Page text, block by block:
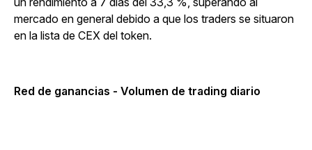
mercado en general debido a que los traders se situaron
en la lista de CEX del token.
Red de ganancias - Volumen de trading diario